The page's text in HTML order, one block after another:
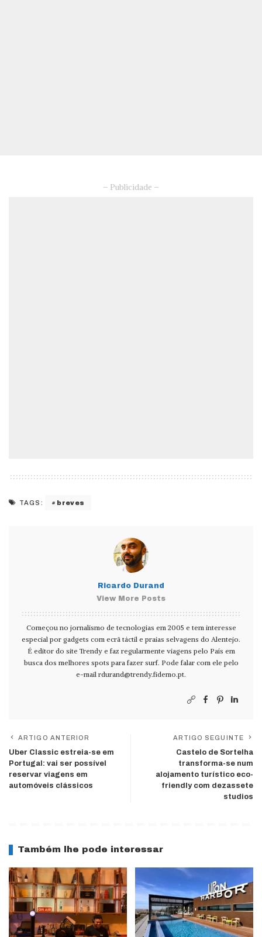
– Publicidade –
TAGS: breves
Ricardo Durand
View More Posts
Começou no jornalismo de tecnologias em 2005 e tem interesse
especial por gadgets com ecrã táctil e praias selvagens do Alentejo.
É editor do site Trendy e faz regularmente viagens pelo País em
busca dos melhores spots para fazer surf. Pode falar com ele pelo
e-mail rdurand@trendy.fidemo.pt.
ARTIGO ANTERIOR
Uber Classic estreia-se em
Portugal: vai ser possível
reservar viagens em
automóveis clássicos
ARTIGO SEGUINTE
Castelo de Sortelha
transforma-se num
alojamento turístico eco-
friendly com dezassete
studios
Também lhe pode interessar